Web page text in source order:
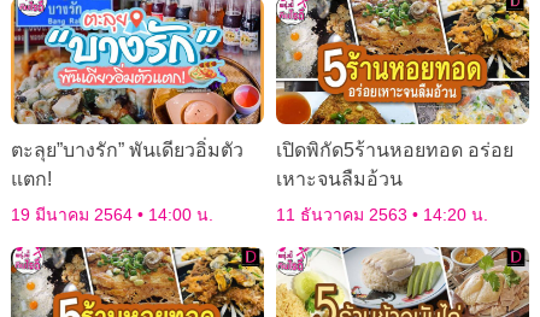
ตะลุย”บางรัก” พันเดียวอิ่มตัว
แตก!
19 มีนาคม 2564 14:00 น.
เปิดพิกัด5ร้านหอยทอด อร่อย
เหาะจนลืมอ้วน
11 ธันวาคม 2563 14:20 น.